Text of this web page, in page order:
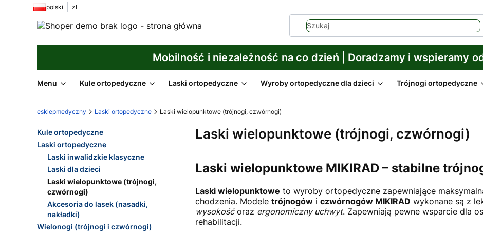
polski zł
Mobilność i niezależność na co dzień | Doradzamy i wspieramy
Menu Kule ortopedyczne Laski ortopedyczne Wyroby ortopedyczne dla dzieci Trójnogi ortopedyczne
esklepmedyczny Laski ortopedyczne Laski wielopunktowe (trójnogi, czwórnogi)
Kule ortopedyczne
Laski ortopedyczne
Laski inwalidzkie klasyczne
Laski dla dzieci
Laski wielopunktowe (trójnogi,
czwórnogi)
Akcesoria do lasek (nasadki,
nakładki)
Wielonogi (trójnogi i czwórnogi)
Laski wielopunktowe (trójnogi, czwórnogi)
Laski wielopunktowe MIKIRAD – stabilne
Laski wielopunktowe to wyroby ortopedyczne zapewniające
chodzenia. Modele trójnogów i czwórnogów MIKIRAD wykonane są z
wysokośćoraz ergonomiczny uchwyt. Zapewniają pewne wsparcie dla
rehabilitacji.